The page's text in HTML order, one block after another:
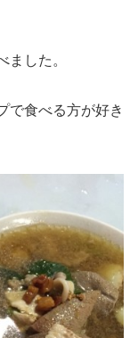
ました。
で食べる方が好き